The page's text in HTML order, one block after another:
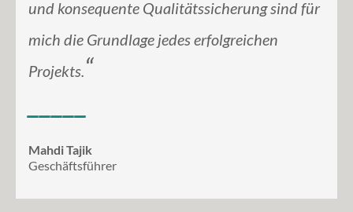
und konsequente Qualitätssicherung sind für
mich die Grundlage jedes erfolgreichen
Projekts.“
Mahdi Tajik
Geschäftsführer